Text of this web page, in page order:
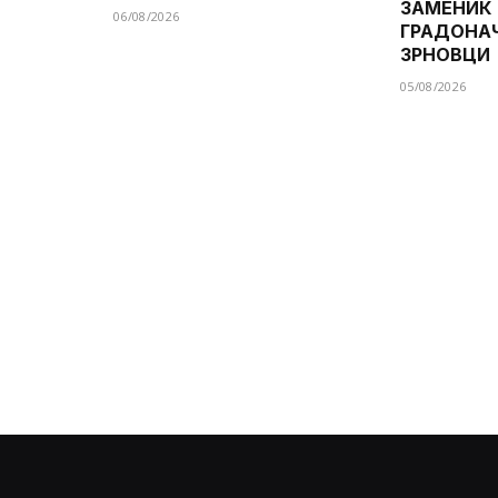
06/08/2026
ЗАМЕНИК
ЗРНОВЦИ
05/08/2026